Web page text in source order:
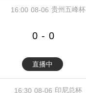
08-06
16:00 贵州五峰杯
0 - 0
直播中
08-06
16:30 印尼总杯